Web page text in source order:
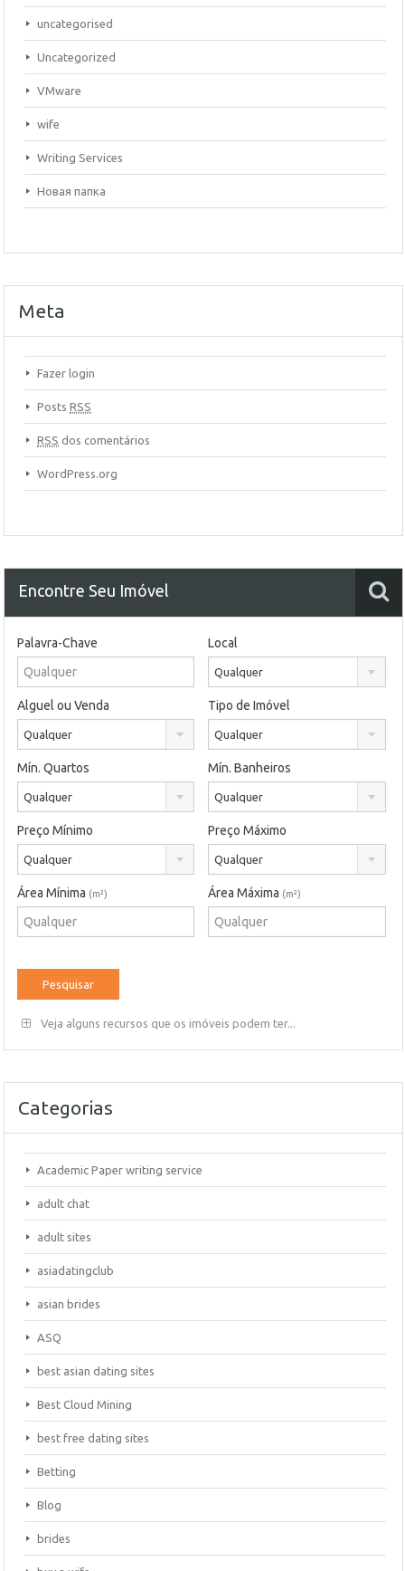
uncategorised
Uncategorized
VMware
wife
Writing Services
Новая папка
Meta
Fazer login
Posts RSS
RSS dos comentários
WordPress.org
Encontre Seu Imóvel
Palavra-Chave Local
Qualquer
Alguel ou Venda
Qualquer
Tipo de Imóvel
Qualquer
Mín. Quartos
Qualquer
Mín. Banheiros
Qualquer
Preço Mínimo
Qualquer
Preço Máximo
Qualquer
Área Mínima (m²) Área Máxima (m²)
Veja alguns recursos que os imóveis podem ter...
Categorias
Academic Paper writing service
adult chat
adult sites
asiadatingclub
asian brides
ASQ
best asian dating sites
Best Cloud Mining
best free dating sites
Betting
Blog
brides